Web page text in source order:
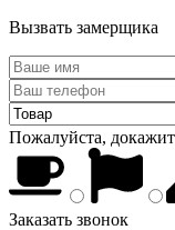
Вызвать замерщика
Пожалуйста,
Заказать звонок